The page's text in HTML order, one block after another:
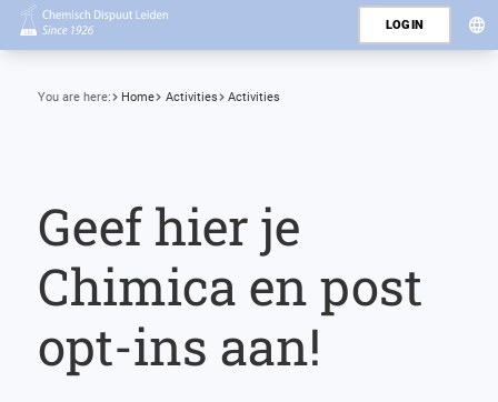
LOGIN
You are here: Home Activities Activities
Geef hier je
Chimica en post
opt-ins aan!